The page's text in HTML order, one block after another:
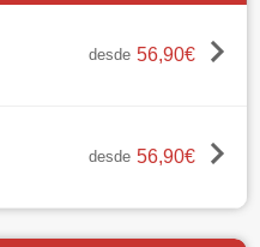
desde 56,90€
desde 56,90€